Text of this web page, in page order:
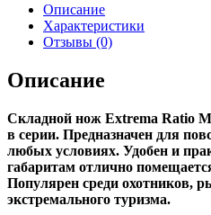
Описание
Характеристики
Отзывы (0)
Описание
Складной нож Extrema Ratio
в серии. Предназначен для
любых условиях. Удобен и
габаритам отлично
Популярен среди охотников,
экстремального туризма.